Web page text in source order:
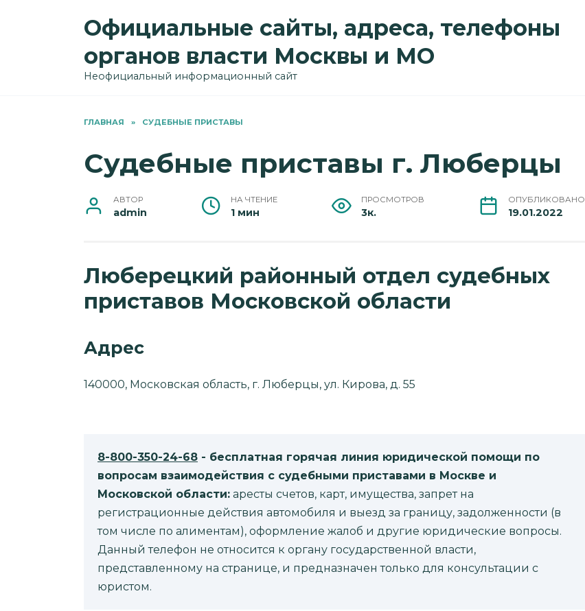
Официальные сайты, адреса, телефоны
органов власти Москвы и МО
Неофициальный информационный сайт
ГЛАВНАЯ » СУДЕБНЫЕ ПРИСТАВЫ
Судебные приставы г. Люберцы
АВТОР
admin
НА ЧТЕНИЕ
1 мин
ПРОСМОТРОВ
3к.
ОПУБЛИКОВАНО
19.01.2022
Люберецкий районный отдел судебных
приставов Московской области
Адрес
140000, Московская область, г. Люберцы, ул. Кирова, д. 55
8-800-350-24-68 - бесплатная горячая линия юридической помощи по
вопросам взаимодействия с судебными приставами в Москве и
Московской области: аресты счетов, карт, имущества, запрет на
регистрационные действия автомобиля и выезд за границу, задолженности (в
том числе по алиментам), оформление жалоб и другие юридические вопросы.
Данный телефон не относится к органу государственной власти,
представленному на странице, и предназначен только для консультации с
юристом.